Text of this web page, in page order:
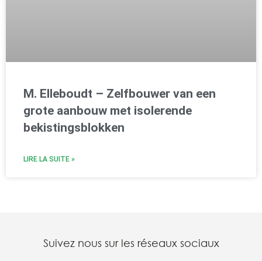
M. Elleboudt – Zelfbouwer van een
grote aanbouw met isolerende
bekistingsblokken
LIRE LA SUITE »
Suivez nous sur les réseaux sociaux